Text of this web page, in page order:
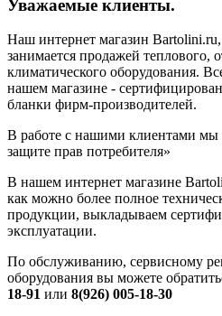
Уважаемые клиенты.
Наш интернет магазин
занимается продажей теплового,
климатического оборудования.
нашем магазине -
бланки фирм-производителей.
В работе с нашими клиентами мы
защите прав потребителя»
В нашем интернет магазине
как можно более полное
продукции, выкладываем
эксплуатации.
По обслуживанию, сервисному
оборудования вы можете
18-91 или 8(926) 005-18-30